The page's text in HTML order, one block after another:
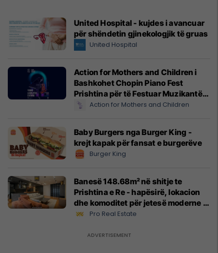
United Hospital - kujdes i avancuar
për shëndetin gjinekologjik të gruas
United Hospital
Action for Mothers and Children i
Bashkohet Chopin Piano Fest
Prishtina për të Festuar Muzikantët
e Rinj më 3 qershor
Action for Mothers and Children
Baby Burgers nga Burger King -
krejt kapak për fansat e burgerëve
Burger King
Banesë 148.68m² në shitje te
Prishtina e Re - hapësirë, lokacion
dhe komoditet për jetesë moderne
#13551Pro Real Estate